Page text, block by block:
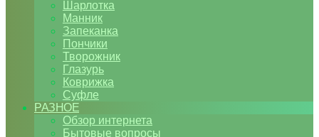
Шарлотка
Манник
Запеканка
Пончики
Творожник
Глазурь
Коврижка
Суфле
РАЗНОЕ
Обзор интернета
Бытовые вопросы